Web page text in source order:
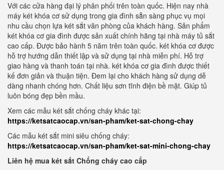
Với các cửa hàng đại lý phân phối trên toàn quốc. Hiện nay nhà
máy két khóa cơ sử dụng trong gia đình sẵn sàng phục vụ mọi
nhu cầu chọn lựa két sắt văn phòng của khách hàng. Sản phẩm
két khóa cơ gia đình được sản xuất chính hãng tại nhà máy tủ sắt
cao cấp. Được bảo hành 5 năm trên toàn quốc. két khóa cơ được
hỗ trợ hướng dẫn thiết lập và sử dụng tại nhà miễn phí. Hỗ trợ
giao hàng và thanh toán tại nhà. két khóa cơ gia đình được thiết
kế đơn giản và thuận tiện. Đem lại cho khách hàng sử dụng dễ
dàng nhanh chóng hơn. Chất liệu sơn tĩnh điện bề mặt. Giúp tủ
luôn bóng đẹp bền mầu.
Xem các mẫu két sắt chống cháy khác tại:
https://ketsatcaocap.vn/san-pham/ket-sat-chong-chay
Các mẫu két sắt mini siêu chống cháy:
https://ketsatcaocap.vn/san-pham/ket-sat-mini-chong-chay
Liên hệ mua két sắt Chống cháy cao cấp